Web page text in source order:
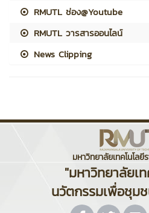
RMUTL ช่อง@Youtube
RMUTL วารสารออนไลน์
News Clipping
มหาวิทยาลัยเทคโนโล
"มหาวิทยาลัยเ
นวัตกรรมเพื่อชุม